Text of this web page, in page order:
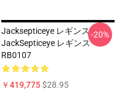
Jacksepticeye レギンス -
JackSepticeye レギンス
RB0107
￥419,775$28.95
-20%